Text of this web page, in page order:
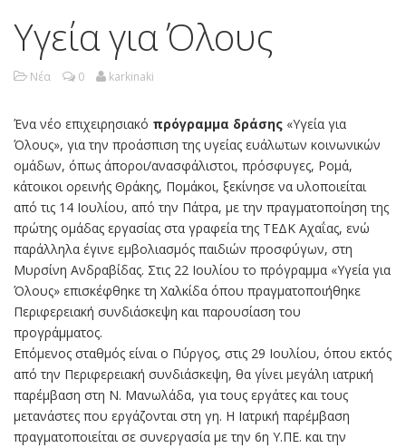
Υγεία για Όλους
Νέα 0 karkinaki
Ένα νέο επιχειρησιακό πρόγραμμα δράσης «Υγεία για
Όλους», για την προάσπιση της υγείας ευάλωτων κοινωνικών
ομάδων, όπως άποροι/ανασφάλιστοι, πρόσφυγες, Ρομά,
κάτοικοι ορεινής Θράκης, Πομάκοι, ξεκίνησε να υλοποιείται
από τις 14 Ιουλίου, από την Πάτρα, με την πραγματοποίηση της
πρώτης ομάδας εργασίας στα γραφεία της ΤΕΔΚ Αχαΐας, ενώ
παράλληλα έγινε εμβολιασμός παιδιών προσφύγων, στη
Μυρσίνη Ανδραβίδας. Στις 22 Ιουλίου το πρόγραμμα «Υγεία για
Όλους» επισκέφθηκε τη Χαλκίδα όπου πραγματοποιήθηκε
Περιφερειακή συνδιάσκεψη και παρουσίαση του
προγράμματος.
Επόμενος σταθμός είναι ο Πύργος, στις 29 Ιουλίου, όπου εκτός
από την Περιφερειακή συνδιάσκεψη, θα γίνει μεγάλη ιατρική
παρέμβαση στη Ν. Μανωλάδα, για τους εργάτες και τους
μετανάστες που εργάζονται στη γη. Η Ιατρική παρέμβαση
πραγματοποιείται σε συνεργασία με την 6η Υ.ΠΕ. και την